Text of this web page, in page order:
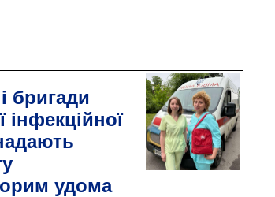
бригади
інфекційної
удома